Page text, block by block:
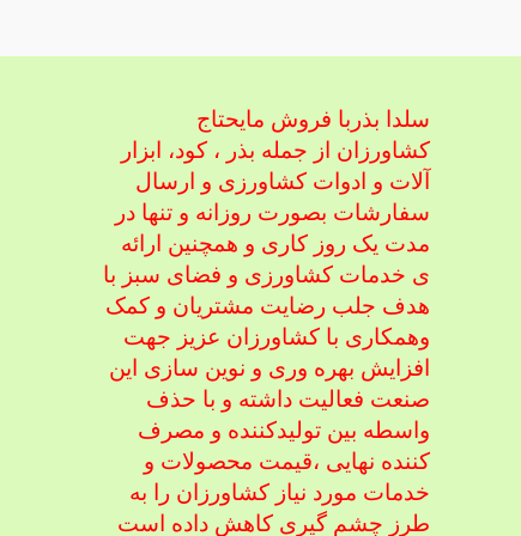
سلدا بذربا فروش مایحتاج
کشاورزان از جمله بذر ، کود، ابزار
آلات و ادوات کشاورزی و ارسال
سفارشات بصورت روزانه و تنها در
مدت یک روز کاری و همچنین ارائه
ی خدمات کشاورزی و فضای سبز با
هدف جلب رضایت مشتریان و کمک
وهمکاری با کشاورزان عزیز جهت
افزایش بهره وری و نوین سازی این
صنعت فعالیت داشته و با حذف
واسطه بین تولیدکننده و مصرف
کننده نهایی ،قیمت محصولات و
خدمات مورد نیاز کشاورزان را به
طرز چشم گیری کاهش داده است